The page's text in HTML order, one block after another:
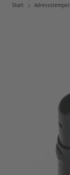
Start Adressstempel